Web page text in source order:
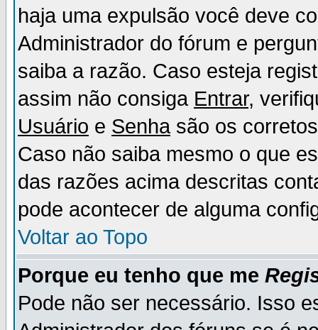
haja uma expulsão você deve
Administrador do fórum e
saiba a razão. Caso esteja
assim não consiga Entrar,
Usuário e Senhasão os
Caso não saiba mesmo o que
das razões acima descritas
pode acontecer de alguma
Voltar ao Topo
Porque eu tenho que me
Pode não ser necessário. Isso